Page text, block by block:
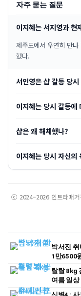
자주 묻는 질문
이지혜는 서지영과 현
제주도에서 우연히 만
혔다.
서인영은 샵 갈등 당
이지혜는 당시 갈등에
샵은 왜 해체했나?
이지혜는 당시 자신의
ⓒ 2024–2026 인트라매거
박서진
1만6500
랄랄 8kg
여름 일상